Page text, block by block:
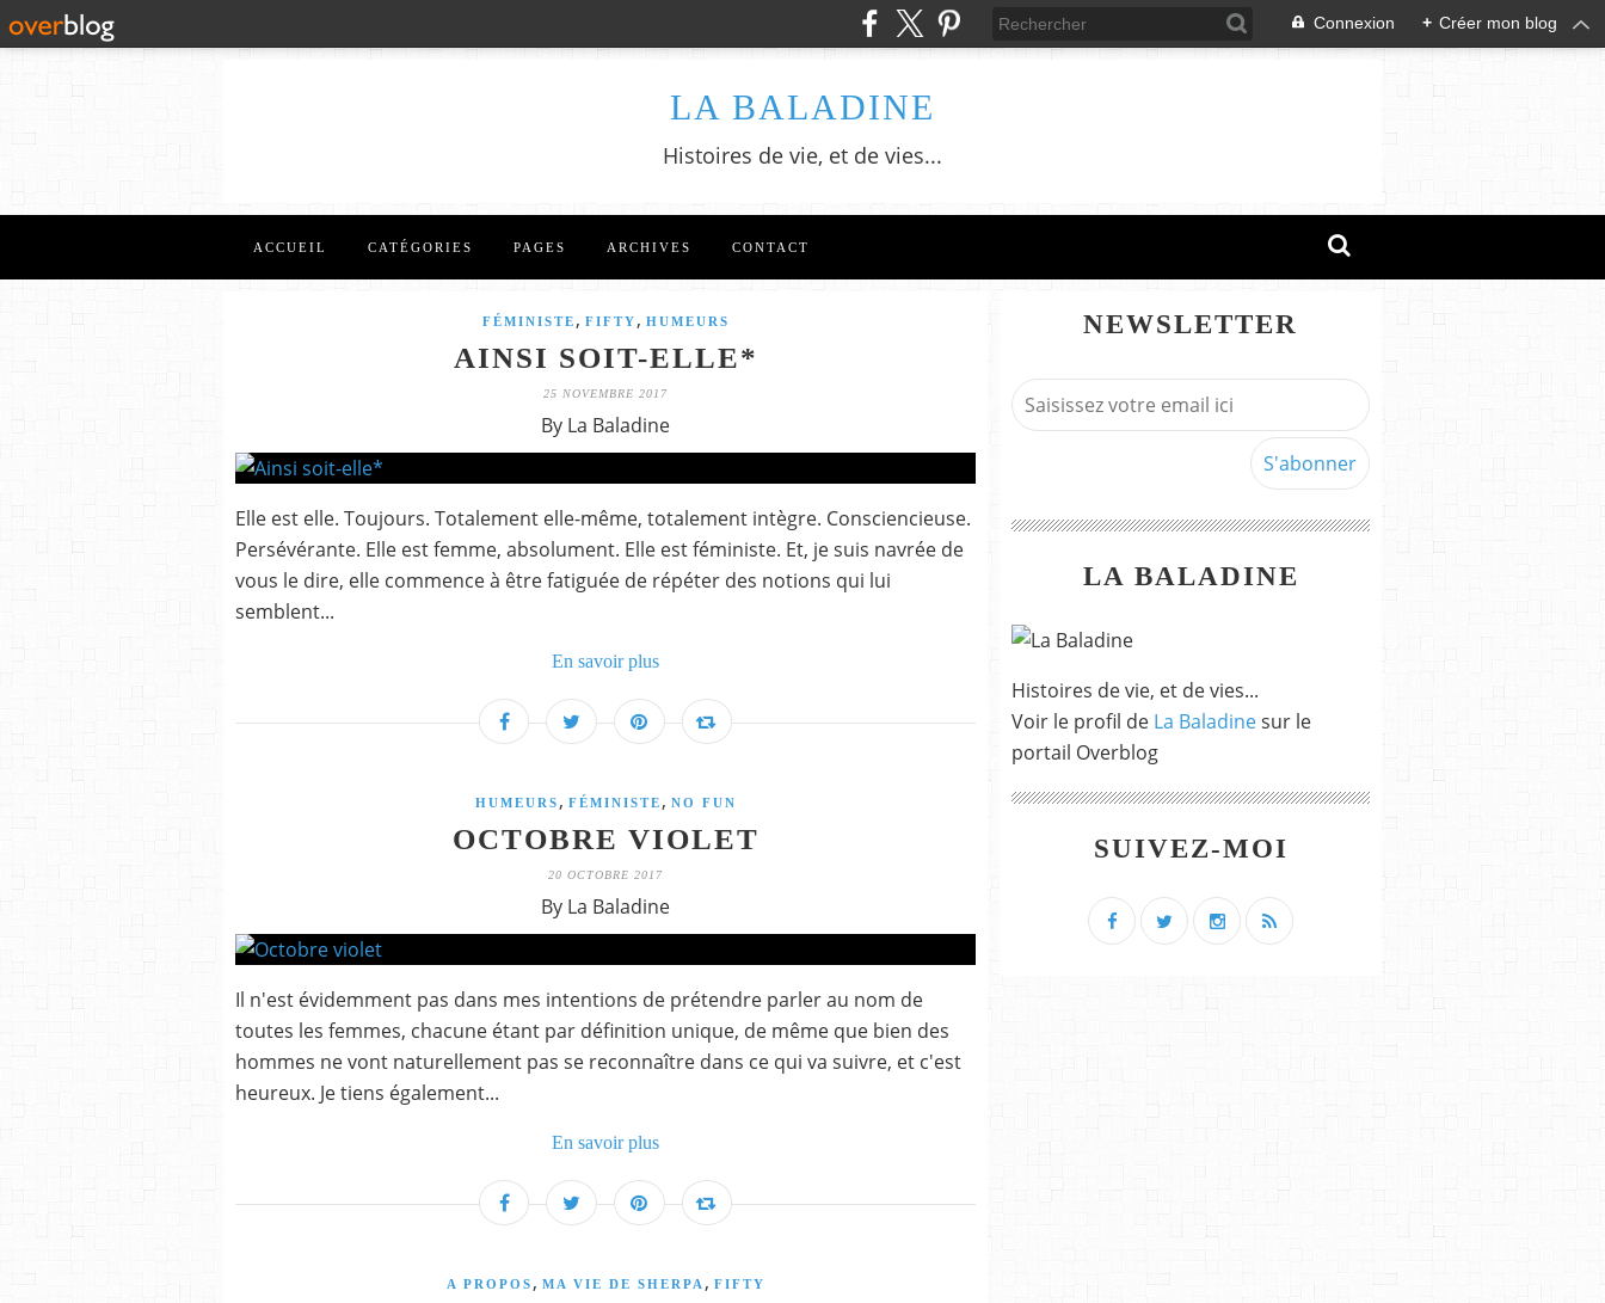
Connexion + Créer mon blog
LA BALADINE
Histoires de vie, et de vies...
ACCUEIL CATÉGORIES PAGES ARCHIVES CONTACT
FÉMINISTE , FIFTY , HUMEURS
AINSI SOIT-ELLE*
25 NOVEMBRE 2017
By La Baladine
Elle est elle. Toujours. Totalement elle-même, totalement intègre. Consciencieuse.
Persévérante. Elle est femme, absolument. Elle est féministe. Et, je suis navrée de
vous le dire, elle commence à être fatiguée de répéter des notions qui lui
semblent...
En savoir plus
HUMEURS , FÉMINISTE , NO FUN
OCTOBRE VIOLET
20 OCTOBRE 2017
By La Baladine
Il n'est évidemment pas dans mes intentions de prétendre parler au nom de
toutes les femmes, chacune étant par définition unique, de même que bien des
hommes ne vont naturellement pas se reconnaître dans ce qui va suivre, et c'est
heureux. Je tiens également...
En savoir plus
A PROPOS , MA VIE DE SHERPA , FIFTY
NEWSLETTER
LA BALADINE
Histoires de vie, et de vies...
Voir le profil de La Baladinesur le
portail Overblog
SUIVEZ-MOI